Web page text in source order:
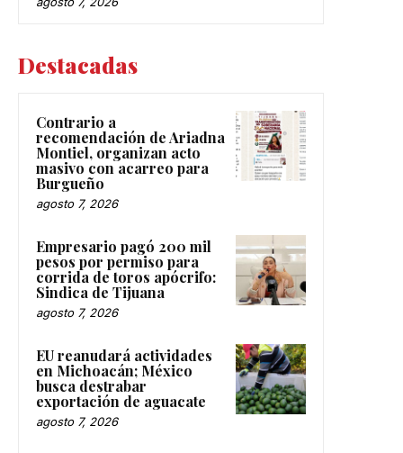
Destacadas
Contrario a
recomendación de Ariadna
Montiel, organizan acto
masivo con acarreo para
Burgueño
agosto 7, 2026
Empresario pagó 200 mil
pesos por permiso para
corrida de toros apócrifo:
Sindica de Tijuana
agosto 7, 2026
EU reanudará actividades
en Michoacán; México
busca destrabar
exportación de aguacate
agosto 7, 2026